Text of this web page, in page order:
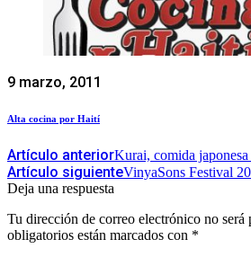
9 marzo, 2011
Alta cocina por Haití
Artículo anteriorKurai, comida
Artículo siguienteVinyaSons Festival
Deja una respuesta
Tu dirección de correo electrónico no será
obligatorios están marcados con *